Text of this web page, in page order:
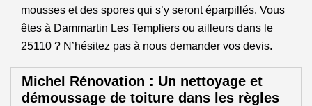
mousses et des spores qui s’y seront éparpillés. Vous
êtes à Dammartin Les Templiers ou ailleurs dans le
25110 ? N’hésitez pas à nous demander vos devis.
Michel Rénovation : Un nettoyage et
démoussage de toiture dans les règles